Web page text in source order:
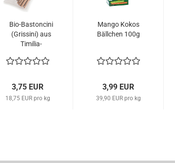
Bio-Bastoncini
(Grissini) aus
Timilia-
3,75 EUR
18,75 EUR pro kg
Mango Kokos
Bällchen 100g
3,99 EUR
39,90 EUR pro kg